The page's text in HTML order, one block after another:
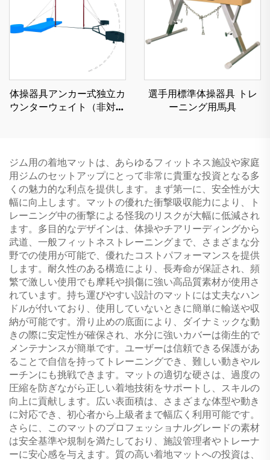
体操器具アンカー式独立カ
ウンターウェイト（非対称
選手用標準体操器具 トレ
ーニング用馬具
ジム用の着地マットは、あらゆるフィットネス施設や家庭
用ジムのセットアップにとって非常に貴重な投資となる多
くの魅力的な利点を提供します。まず第一に、安全性が大
幅に向上します。マットの優れた衝撃吸収能力により、ト
レーニング中の衝撃による怪我のリスクが大幅に低減され
ます。多目的なデザインは、体操やチアリーディングから
武道、一般フィットネストレーニングまで、さまざまな分
野での使用が可能で、優れたコストパフォーマンスを提供
します。耐久性のある構造により、長寿命が保証され、頻
繁で激しい使用でも摩耗や損傷に強い高品質素材が使用さ
れています。持ち運びやすい設計のマットには丈夫なハン
ドルが付いており、使用していないときに簡単に輸送や収
納が可能です。滑り止めの底面により、ダイナミックな動
きの際に安定性が確保され、水分に強いカバーは衛生的で
メンテナンスが簡単です。ユーザーは信頼できる保護があ
ることで自信を持ってトレーニングでき、難しい動きやル
ーチンにも挑戦できます。マットの適切な硬さは、過度の
圧縮を防ぎながら正しい着地技術をサポートし、スキルの
向上に貢献します。広い表面積は、さまざまな体型や動き
に対応でき、初心者から上級者まで幅広く利用可能です。
さらに、このマットのプロフェッショナルグレードの素材
は安全基準や規制を満たしており、施設管理者やトレーナ
ーに安心感を与えます。質の高い着地マットへの投資は、